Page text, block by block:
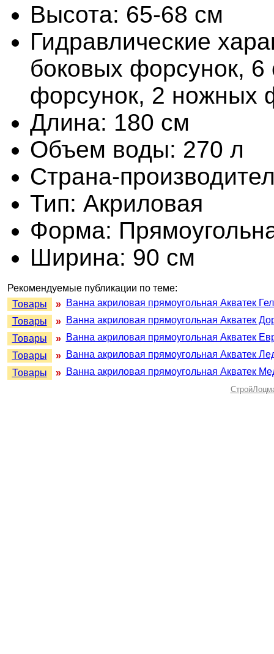
Высота: 65-68 см
Гидравлические
боковых форсунок, 6
форсунок, 2 ножных
Длина: 180 см
Объем воды: 270 л
Страна-
Тип: Акриловая
Форма:
Ширина: 90 см
Рекомендуемые публикации по теме:
Товары
»
Ванна акриловая прямоугольная Акватек
Товары
»
Ванна акриловая прямоугольная Акватек
Товары
»
Ванна акриловая прямоугольная Акватек
Товары
»
Ванна акриловая прямоугольная Акватек
Товары
» Ванна акриловая прямоугольная Акватек